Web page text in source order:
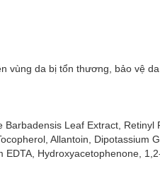
vùng da bị tổn thương, bảo vệ
Leaf Extract, Retinyl
Allantoin, Dipotassium
EDTA, Hydroxyacetophenone,